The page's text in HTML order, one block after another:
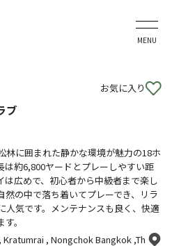
MENU
お気に入り
ブ
林に囲まれた静かな環境が魅力の18ホ
は約6,800ヤードとプレーしやすい距
広めで、初心者から中級者まで楽し
然の中で落ち着いてプレーでき、リラ
人気です。メンテナンスも良く、快適
。
, Nongchok Bangkok ,Th